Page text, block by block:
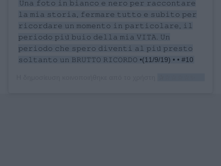
𝚄𝚗𝚊 𝚏𝚘𝚝𝚘 𝚒𝚗 𝚋𝚒𝚊𝚗𝚌𝚘 𝚎 𝚗𝚎𝚛𝚘 𝚙𝚎𝚛 𝚛𝚊𝚌𝚌𝚘𝚗𝚝𝚊𝚛𝚎
𝚕𝚊 𝚖𝚒𝚊 𝚜𝚝𝚘𝚛𝚒𝚊, 𝚏𝚎𝚛𝚖𝚊𝚛𝚎 𝚝𝚞𝚝𝚝𝚘 𝚎 𝚜𝚞𝚋𝚒𝚝𝚘 𝚙𝚎𝚛
𝚛𝚒𝚌𝚘𝚛𝚍𝚊𝚛𝚎 𝚞𝚗 𝚖𝚘𝚖𝚎𝚗𝚝𝚘 𝚒𝚗 𝚙𝚊𝚛𝚝𝚒𝚌𝚘𝚕𝚊𝚛𝚎, 𝚒𝚕
𝚙𝚎𝚛𝚒𝚘𝚍𝚘 𝚙𝚒𝚞̀ 𝚋𝚞𝚒𝚘 𝚍𝚎𝚕𝚕𝚊 𝚖𝚒𝚊 𝚅𝙸𝚃𝙰. 𝚄𝚗
𝚙𝚎𝚛𝚒𝚘𝚍𝚘 𝚌𝚑𝚎 𝚜𝚙𝚎𝚛𝚘 𝚍𝚒𝚟𝚎𝚗𝚝𝚒 𝚊𝚕 𝚙𝚒𝚞̀ 𝚙𝚛𝚎𝚜𝚝𝚘
𝚜𝚘𝚕𝚝𝚊𝚗𝚝𝚘 𝚞𝚗 𝙱𝚁𝚄𝚃𝚃𝙾 𝚁𝙸𝙲𝙾𝚁𝙳𝙾 •(11/9/19) • • #10